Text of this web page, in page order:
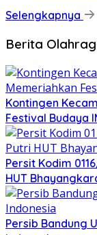
Selengkapnya
Berita
Kontingen
Festival Budaya
Persit Kodim
HUT
Persib Bandung